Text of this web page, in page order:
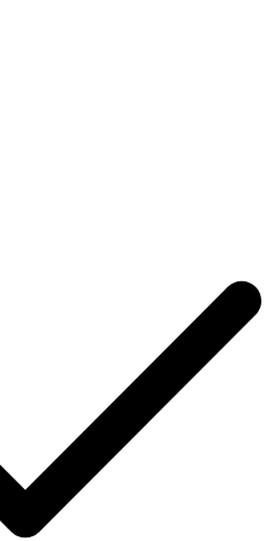
#신문공고 #일간지공고 #일간
공고 #발코니확장계약서분실
계약서분실공고 #아파트분실
분실공고 #지역주택조합분실
#임대차계약서분실공고 #골프
#골프장회원권분실공고 #회
고 #콘도회원권분실공고 #리
문공고 #상속인없는재산의청
문공고 #상속재산관리인선임
고 #채권수증공고 #채권수증
연고분묘개장공고 #매각공고